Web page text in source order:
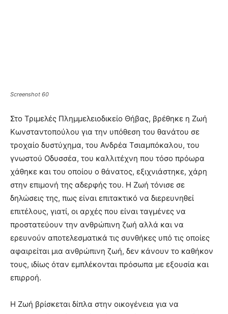
Screenshot 60
Στο Τριμελές Πλημμελειοδικείο Θήβας, βρέθηκε η Ζωή
Κωνσταντοπούλου για την υπόθεση του θανάτου σε
τροχαίο δυστύχημα, του Ανδρέα Τσιαμπόκαλου, του
γνωστού Οδυσσέα, του καλλιτέχνη που τόσο πρόωρα
χάθηκε και του οποίου ο θάνατος, εξιχνιάστηκε, χάρη
στην επιμονή της αδερφής του. Η Ζωή τόνισε σε
δηλώσεις της, πως είναι επιτακτικό να διερευνηθεί
επιτέλους, γιατί, οι αρχές που είναι ταγμένες να
προστατεύουν την ανθρώπινη ζωή αλλά και να
ερευνούν αποτελεσματικά τις συνθήκες υπό τις οποίες
αφαιρείται μια ανθρώπινη ζωή, δεν κάνουν το καθήκον
τους, ιδίως όταν εμπλέκονται πρόσωπα με εξουσία και
επιρροή.
Η Ζωή βρίσκεται δίπλα στην οικογένεια για να